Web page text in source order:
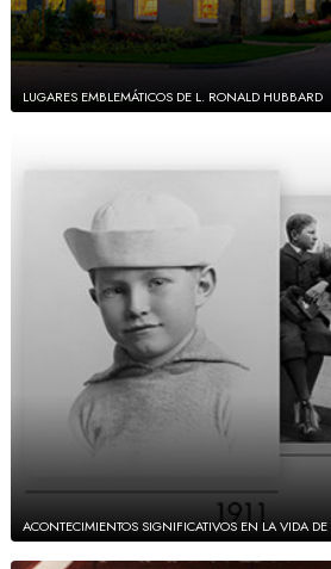
LUGARES EMBLEMÁTICOS DE L. RONALD HUBBARD
ACONTECIMIENTOS SIGNIFICATIVOS EN LA VIDA